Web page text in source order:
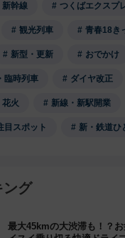
新幹線 つくばエクスプ
観光列車 青春18き
新型・更新 おでかけ
臨時列車 ダイヤ改正
花火 新線・新駅開業
目スポット 新・鉄道ひ
ング
最大45kmの大渋滞も！？